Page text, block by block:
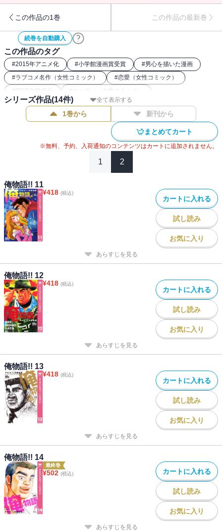
この作品の1巻 この作品の最新巻
続巻を自動購入
この作品のタグ
#2015年アニメ化 #小学館漫画賞受賞 #男心を描いた漫画
#ラブコメ名作（女性コミック） #恋愛（女性コミック）
#2015年映画化 # コメディ（女性コミック）
#ロングセラーコミック #幼馴染（女性コミック）
女子高生（女性コミック）
恋愛初心者の主人公コミック
全て表示する
シリーズ作品(14件)
1巻から 新刊から
まとめてカート
※無料、予約、入荷通知のコンテンツはカートに追加されません。
1 2
俺物語!! 11
¥418 (税込)
カートに入れる
試し読み
お気に入り
あらすじを見る
俺物語!! 12
¥418 (税込)
カートに入れる
試し読み
お気に入り
あらすじを見る
俺物語!! 13
¥418 (税込)
カートに入れる
試し読み
お気に入り
あらすじを見る
俺物語!! 14
最終巻
¥502 (税込) カートに入れる
試し読み
お気に入り
あらすじを見る